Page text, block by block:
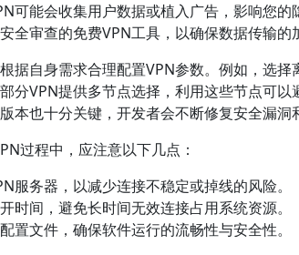
可能会收集用户数据或植入广告，影响您的
全审查的免费VPN工具，以确保数据传输的
据自身需求合理配置VPN参数。例如，选
分VPN提供多节点选择，利用这些节点可
本也十分关键，开发者会不断修复安全漏洞
过程中，应注意以下几点：
服务器，以减少连接不稳定或掉线的风险。
时间，避免长时间无效连接占用系统资源。
置文件，确保软件运行的流畅性与安全性。